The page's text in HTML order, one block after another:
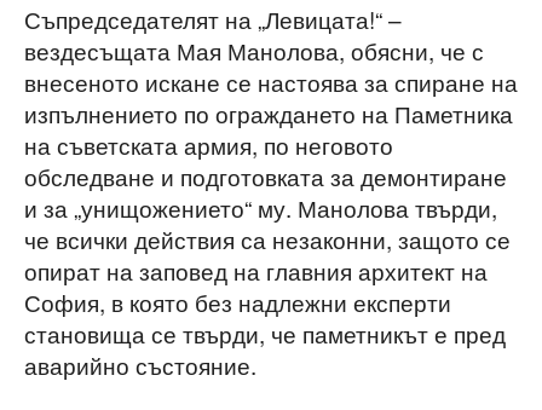
Съпредседателят на „Левицата!“ –
вездесъщата Мая Манолова, обясни, че с
внесеното искане се настоява за спиране на
изпълнението по ограждането на Паметника
на съветската армия, по неговото
обследване и подготовката за демонтиране
и за „унищожението“ му. Манолова твърди,
че всички действия са незаконни, защото се
опират на заповед на главния архитект на
София, в която без надлежни експерти
становища се твърди, че паметникът е пред
аварийно състояние.